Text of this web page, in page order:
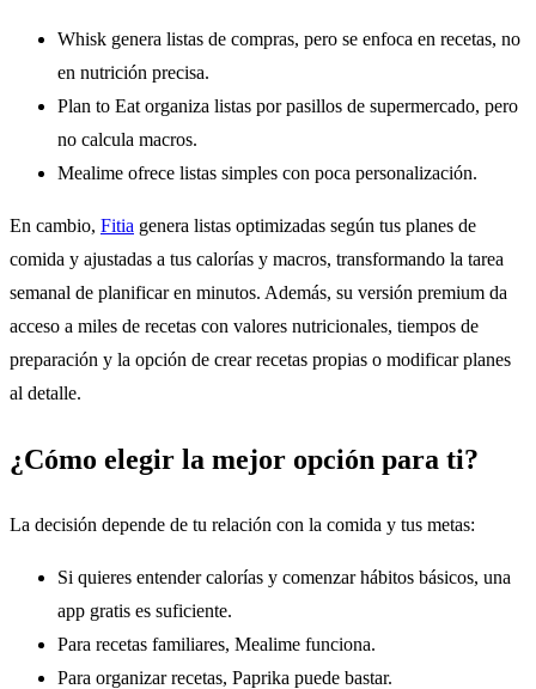
Whisk genera listas de compras, pero se enfoca en recetas, no
en nutrición precisa.
Plan to Eat organiza listas por pasillos de supermercado, pero
no calcula macros.
Mealime ofrece listas simples con poca personalización.
En cambio, Fitia genera listas optimizadas según tus planes de
comida y ajustadas a tus calorías y macros, transformando la tarea
semanal de planificar en minutos. Además, su versión premium da
acceso a miles de recetas con valores nutricionales, tiempos de
preparación y la opción de crear recetas propias o modificar planes
al detalle.
¿Cómo elegir la mejor opción para ti?
La decisión depende de tu relación con la comida y tus metas:
Si quieres entender calorías y comenzar hábitos básicos, una
app gratis es suficiente.
Para recetas familiares, Mealime funciona.
Para organizar recetas, Paprika puede bastar.